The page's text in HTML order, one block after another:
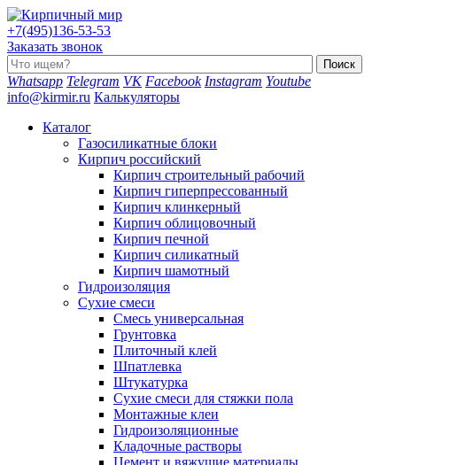
+7(495)136-53-53
Заказать звонок
Whatsapp Telegram VK Facebook Instagram Youtube
info@kirmir.ru Калькуляторы
Каталог
Газосиликатные блоки
Кирпич российский
Кирпич строительный рабочий
Кирпич гиперпрессованный
Кирпич клинкерный
Кирпич облицовочный
Кирпич печной
Кирпич силикатный
Кирпич шамотный
Гидроизоляция
Сухие смеси
Смесь универсальная
Грунтовка
Плиточный клей
Шпатлевка
Штукатурка
Сухие смеси для стяжки пола
Монтажные клеи
Гидроизоляционные
Кладочные растворы
Цемент и вяжущие материалы